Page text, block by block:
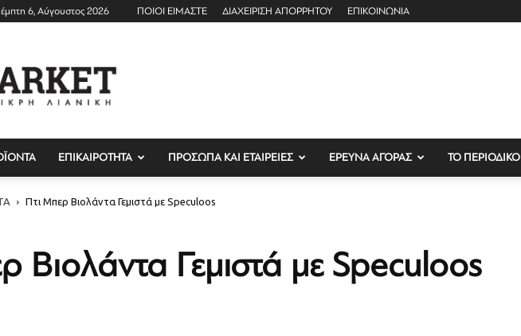
6, Αύγουστος 2026 ΠΟΙΟΙ ΕΙΜΑΣΤΕ ΔΙΑΧΕΙΡΙΣΗ ΑΠΟΡΡΗΤΟΥ ΕΠΙΚΟΙΝΩΝΙΑ
ΕΠΙΚΑΙΡΟΤΗΤΑ ΠΡΟΣΩΠΑ ΚΑΙ ΕΤΑΙΡΕΙΕΣ ΕΡΕΥΝΑ ΑΓΟΡΑΣ ΤΟ ΠΕΡΙΟΔΙΚΟ
Πτι Μπερ Βιολάντα Γεμιστά με Speculoos
Βιολάντα Γεμιστά με Speculoos